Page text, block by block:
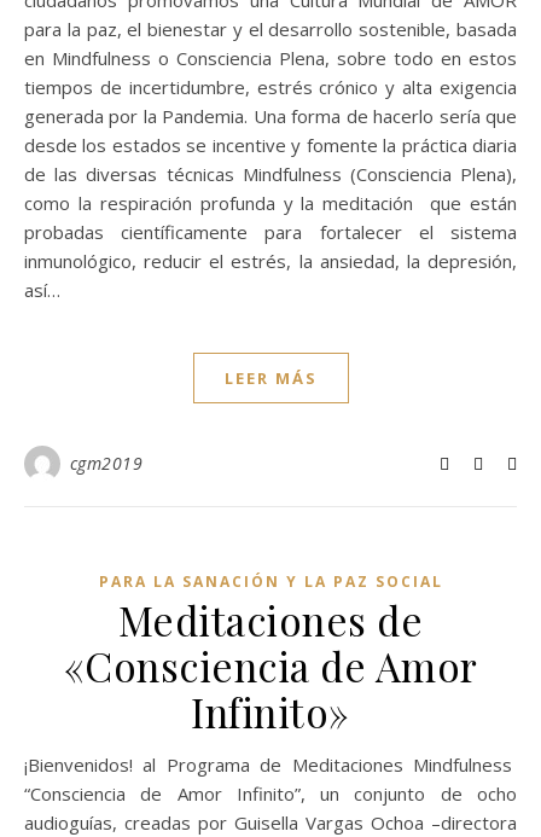
para la paz, el bienestar y el desarrollo sostenible, basada
en Mindfulness o Consciencia Plena, sobre todo en estos
tiempos de incertidumbre, estrés crónico y alta exigencia
generada por la Pandemia. Una forma de hacerlo sería que
desde los estados se incentive y fomente la práctica diaria
de las diversas técnicas Mindfulness (Consciencia Plena),
como la respiración profunda y la meditación que están
probadas científicamente para fortalecer el sistema
inmunológico, reducir el estrés, la ansiedad, la depresión,
así…
LEER MÁS
cgm2019
PARA LA SANACIÓN Y LA PAZ SOCIAL
Meditaciones de
«Consciencia de Amor
Infinito»
¡Bienvenidos! al Programa de Meditaciones Mindfulness
“Consciencia de Amor Infinito”, un conjunto de ocho
audioguías, creadas por Guisella Vargas Ochoa –directora